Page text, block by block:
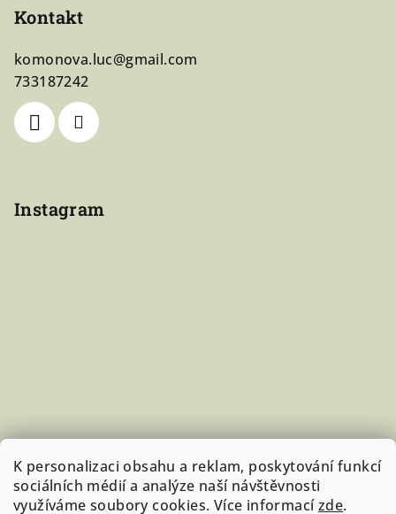
K personalizaci obsahu a reklam, poskytování funkcí
sociálních médií a analýze naší návštěvnosti
využíváme soubory cookies. Více informacízde.
Kontakt
komonova.luc@gmail.com
733187242
Instagram